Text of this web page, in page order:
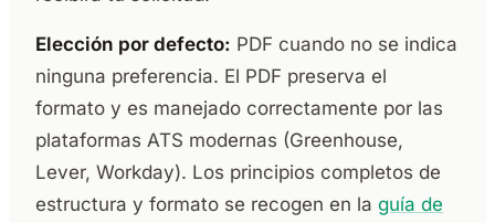
Elección por defecto: PDF cuando no se indica
ninguna preferencia. El PDF preserva el
formato y es manejado correctamente por las
plataformas ATS modernas (Greenhouse,
Lever, Workday). Los principios completos de
estructura y formato se recogen en la guía de